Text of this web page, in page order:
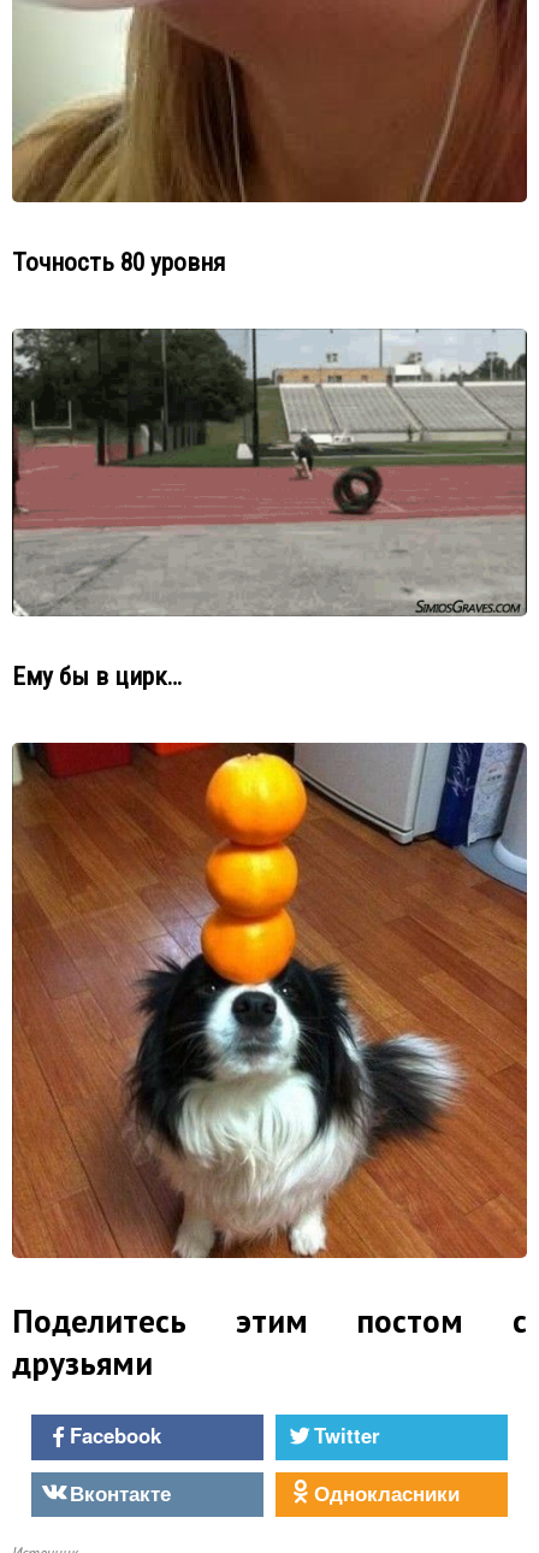
Точность 80 уровня
Ему бы в цирк…
Поделитесь этим постом с
друзьями
Facebook
Twitter
Вконтакте
Однокласники